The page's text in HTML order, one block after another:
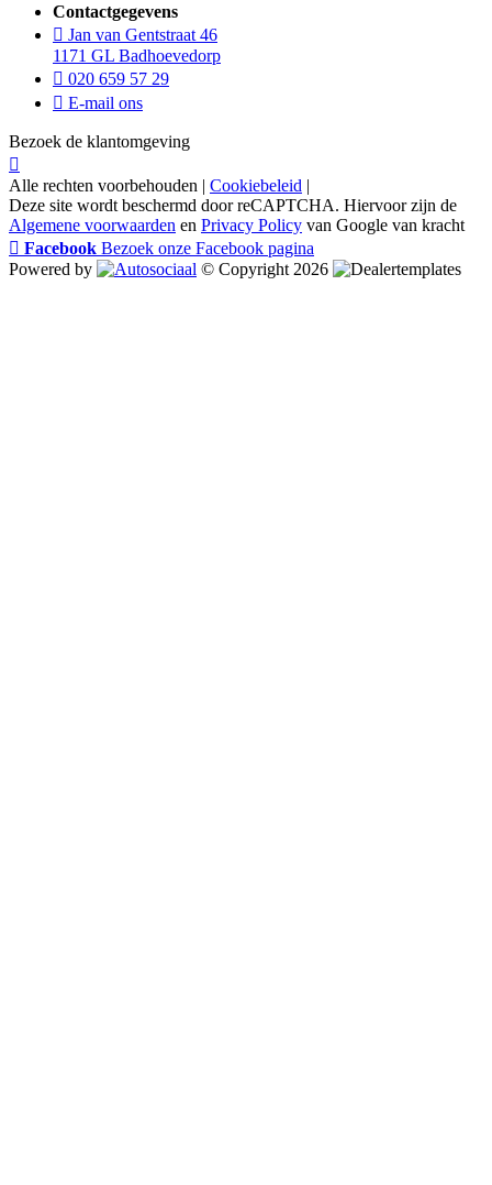
Contactgegevens
Jan van Gentstraat 46
1171 GL Badhoevedorp
020 659 57 29
E-mail ons
Bezoek de klantomgeving
Alle rechten voorbehouden | Cookiebeleid |
Deze site wordt beschermd door reCAPTCHA. Hiervoor zijn de
Algemene voorwaarden en Privacy Policy van Google van kracht
Facebook Bezoek onze Facebook pagina
Powered by
© Copyright 2026